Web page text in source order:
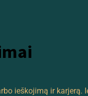
ieškojimą ir